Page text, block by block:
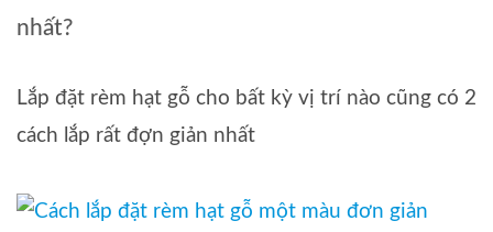
nhất?
Lắp đặt rèm hạt gỗ cho bất kỳ vị trí nào cũng có 2
cách lắp rất đợn giản nhất